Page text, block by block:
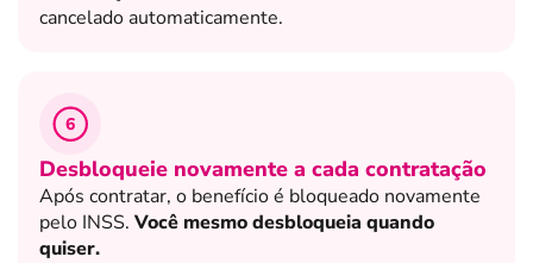
cancelado automaticamente.
6
Desbloqueie novamente a cada contratação
Após contratar, o benefício é bloqueado novamente
pelo INSS. Você mesmo desbloqueia quando
quiser.